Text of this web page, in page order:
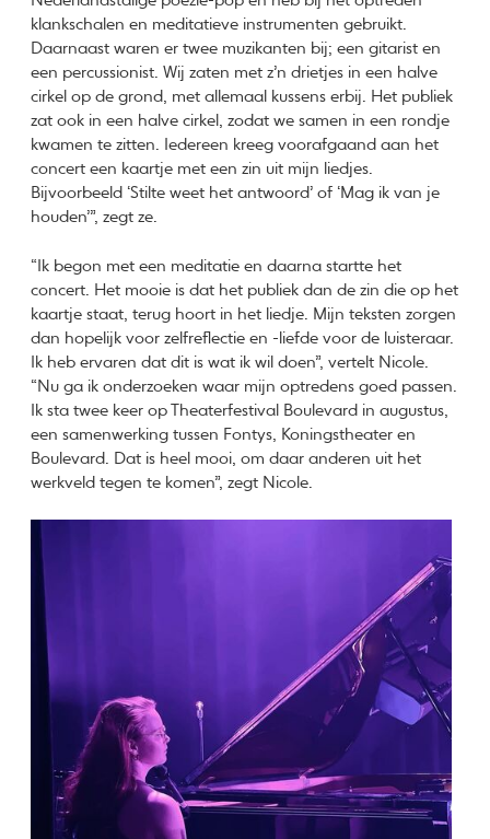
klankschalen en meditatieve instrumenten gebruikt.
Daarnaast waren er twee muzikanten bij; een gitarist en
een percussionist. Wij zaten met z’n drietjes in een halve
cirkel op de grond, met allemaal kussens erbij. Het publiek
zat ook in een halve cirkel, zodat we samen in een rondje
kwamen te zitten. Iedereen kreeg voorafgaand aan het
concert een kaartje met een zin uit mijn liedjes.
Bijvoorbeeld ‘Stilte weet het antwoord’ of ‘Mag ik van je
houden’”, zegt ze.
“Ik begon met een meditatie en daarna startte het
concert. Het mooie is dat het publiek dan de zin die op het
kaartje staat, terug hoort in het liedje. Mijn teksten zorgen
dan hopelijk voor zelfreflectie en -liefde voor de luisteraar.
Ik heb ervaren dat dit is wat ik wil doen”, vertelt Nicole.
“Nu ga ik onderzoeken waar mijn optredens goed passen.
Ik sta twee keer op Theaterfestival Boulevard in augustus,
een samenwerking tussen Fontys, Koningstheater en
Boulevard. Dat is heel mooi, om daar anderen uit het
werkveld tegen te komen”, zegt Nicole.